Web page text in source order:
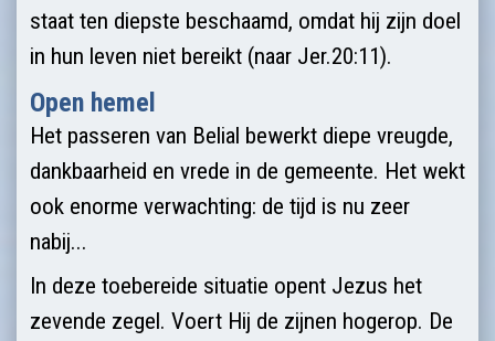
staat ten diepste beschaamd, omdat hij zijn doel
in hun leven niet bereikt (naar Jer.20:11).
Open hemel
Het passeren van Belial bewerkt diepe vreugde,
dankbaarheid en vrede in de gemeente. Het wekt
ook enorme verwachting: de tijd is nu zeer
nabij...
In deze toebereide situatie opent Jezus het
zevende zegel. Voert Hij de zijnen hogerop. De